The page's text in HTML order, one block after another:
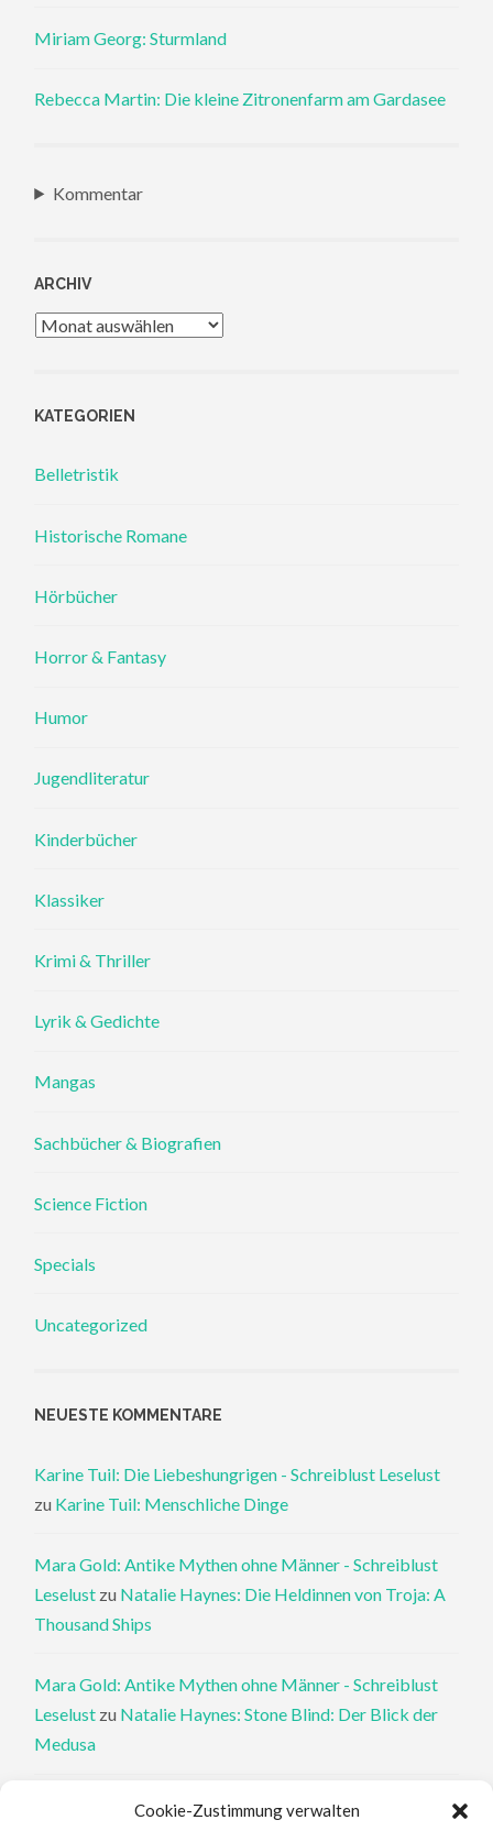
Cookie-Zustimmung verwalten
Miriam Georg: Sturmland
Rebecca Martin: Die kleine Zitronenfarm am Gardasee
Kommentar
ARCHIV
Archiv
KATEGORIEN
Belletristik
Historische Romane
Hörbücher
Horror & Fantasy
Humor
Jugendliteratur
Kinderbücher
Klassiker
Krimi & Thriller
Lyrik & Gedichte
Mangas
Sachbücher & Biografien
Science Fiction
Specials
Uncategorized
NEUESTE KOMMENTARE
Karine Tuil: Die Liebeshungrigen - Schreiblust Leselust
zu Karine Tuil: Menschliche Dinge
Mara Gold: Antike Mythen ohne Männer - Schreiblust
Leselust zu Natalie Haynes: Die Heldinnen von Troja: A
Thousand Ships
Mara Gold: Antike Mythen ohne Männer - Schreiblust
Leselust zu Natalie Haynes: Stone Blind: Der Blick der
Medusa
Philippa Perry: Die Therapeutin und ihre Mörder: Dr. Pat